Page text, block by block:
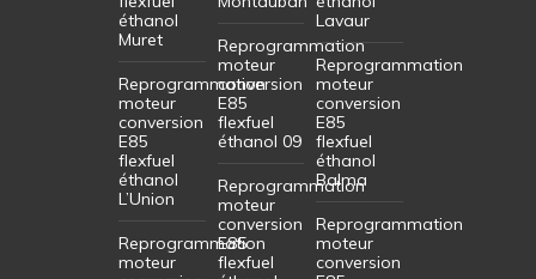
éthanol
Muret
Reprogrammation
moteur
conversion
E85
flexfuel
éthanol
L’Union
Reprogrammation
moteur
Reprogrammation
moteur
conversion
E85
flexfuel
éthanol 09
Reprogrammation
moteur
conversion
E85
flexfuel
Lavaur
Reprogrammation
moteur
conversion
E85
flexfuel
éthanol
Balma
Reprogrammation
moteur
conversion